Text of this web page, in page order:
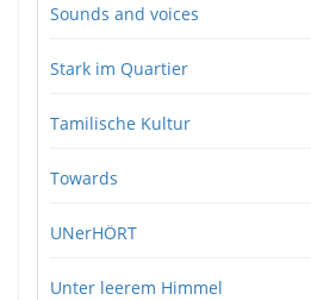
Sounds and voices
Stark im Quartier
Tamilische Kultur
Towards
UNerHÖRT
Unter leerem Himmel